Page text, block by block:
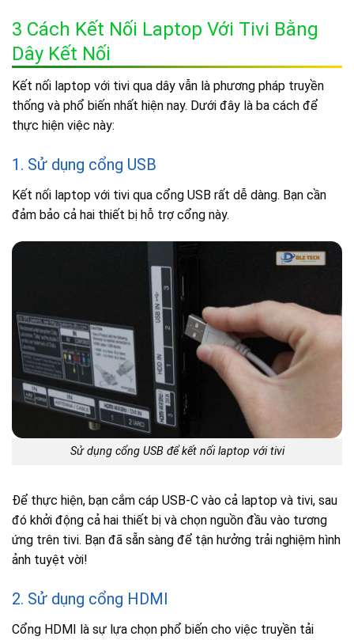
3 Cách Kết Nối Laptop Với Tivi Bằng
Dây Kết Nối
Kết nối laptop với tivi qua dây vẫn là phương pháp truyền
thống và phổ biến nhất hiện nay. Dưới đây là ba cách để
thực hiện việc này:
1. Sử dụng cổng USB
Kết nối laptop với tivi qua cổng USB rất dễ dàng. Bạn cần
đảm bảo cả hai thiết bị hỗ trợ cổng này.
Sử dụng cổng USB để kết nối laptop với tivi
Để thực hiện, bạn cắm cáp USB-C vào cả laptop và tivi, sau
đó khởi động cả hai thiết bị và chọn nguồn đầu vào tương
ứng trên tivi. Bạn đã sẵn sàng để tận hưởng trải nghiệm hình
ảnh tuyệt vời!
2. Sử dụng cổng HDMI
Cổng HDMI là sự lựa chọn phổ biến cho việc truyền tải